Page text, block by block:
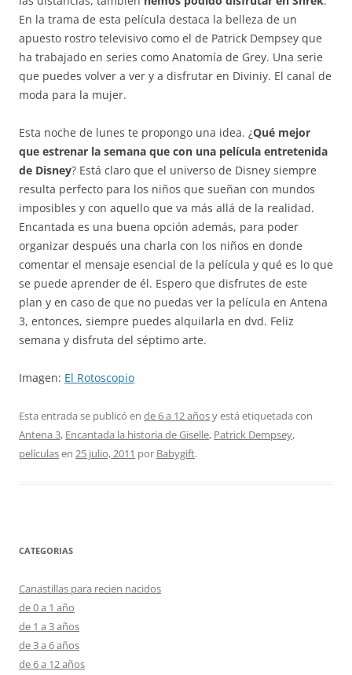
En la trama de esta película destaca la belleza de un
apuesto rostro televisivo como el de Patrick Dempsey que
ha trabajado en series como Anatomía de Grey. Una serie
que puedes volver a ver y a disfrutar en Diviniy. El canal de
moda para la mujer.
Esta noche de lunes te propongo una idea. ¿Qué mejor
que estrenar la semana que con una película entretenida
de Disney? Está claro que el universo de Disney siempre
resulta perfecto para los niños que sueñan con mundos
imposibles y con aquello que va más allá de la realidad.
Encantada es una buena opción además, para poder
organizar después una charla con los niños en donde
comentar el mensaje esencial de la película y qué es lo que
se puede aprender de él. Espero que disfrutes de este
plan y en caso de que no puedas ver la película en Antena
3, entonces, siempre puedes alquilarla en dvd. Feliz
semana y disfruta del séptimo arte.
Imagen: El Rotoscopio
Esta entrada se publicó en de 6 a 12 añosy está etiquetada con
Antena 3, Encantada la historia de Giselle, Patrick Dempsey,
películasen 25 julio, 2011 por Babygift.
CATEGORIAS
Canastillas para recien nacidos
de 0 a 1 año
de 1 a 3 años
de 3 a 6 años
de 6 a 12 años